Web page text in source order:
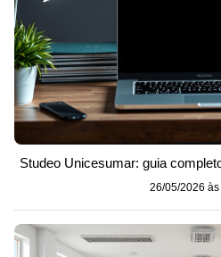
Studeo Unicesumar: guia
26/05/2026